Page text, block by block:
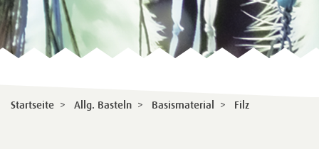
Startseite > Allg. Basteln > Basismaterial > Filz